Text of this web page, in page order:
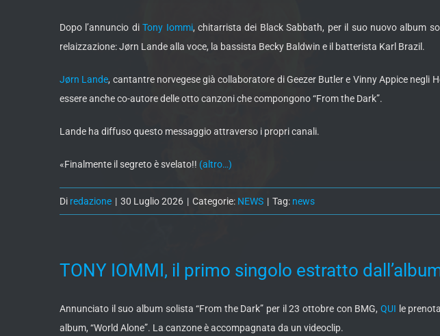
Dopo l’annuncio diTony Iommi, chitarrista dei Black Sabbath, per il suo nuovo album
relaizzazione: Jørn Lande alla voce, la bassista Becky Baldwin e il batterista Karl Brazil.
Jørn Lande, cantantre norvegese già collaboratore di Geezer Butler e Vinny Appice negli
essere anche co-autore delle otto canzoni che compongono “From the Dark”.
Lande ha diffuso questo messaggio attraverso i propri canali.
«Finalmente il segreto è svelato!! (altro…)
Di redazione | 30 Luglio 2026 | Categorie: NEWS | Tag: news
TONY IOMMI, il primo singolo estratto
Annunciato il suo album solista “From the Dark” per il 23 ottobre con BMG, QUI le
album, “World Alone”. La canzone è accompagnata da un videoclip.